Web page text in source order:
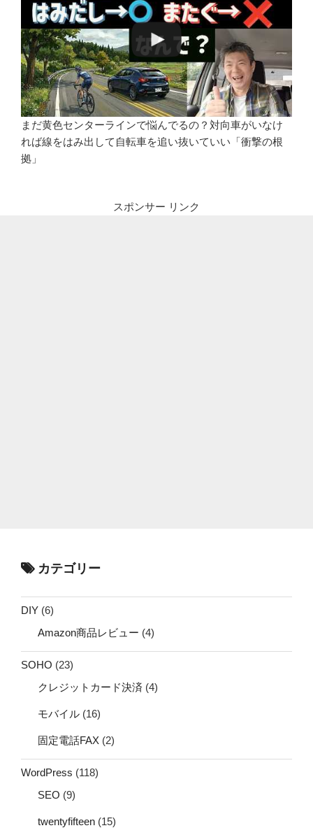
まだ黄色センターラインで悩んでるの？対向車がいなけ
れば線をはみ出して自転車を追い抜いていい「衝撃の根
拠」
スポンサー リンク
カテゴリー
DIY (6)
Amazon商品レビュー (4)
SOHO (23)
クレジットカード決済 (4)
モバイル (16)
固定電話FAX (2)
WordPress (118)
SEO (9)
twentyfifteen (15)